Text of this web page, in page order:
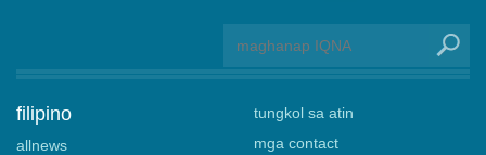
filipino
allnews
tungkol sa atin
mga contact